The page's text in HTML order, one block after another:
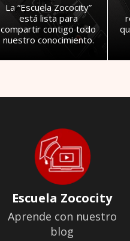
La “Escuela Zococity”
está lista para
compartir contigo todo
nuestro conocimiento.
Escuela Zococity
Aprende con nuestro
blog